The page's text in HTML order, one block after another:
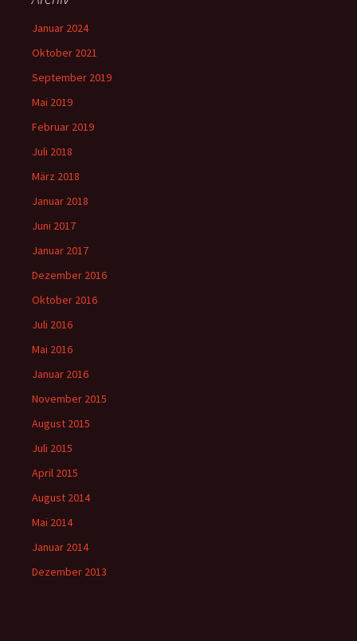
Januar 2024
Oktober 2021
September 2019
Mai 2019
Februar 2019
Juli 2018
März 2018
Januar 2018
Juni 2017
Januar 2017
Dezember 2016
Oktober 2016
Juli 2016
Mai 2016
Januar 2016
November 2015
August 2015
Juli 2015
April 2015
August 2014
Mai 2014
Januar 2014
Dezember 2013